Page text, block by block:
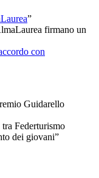
”
firmano un
con
Guidarello
Federturismo
dei giovani”